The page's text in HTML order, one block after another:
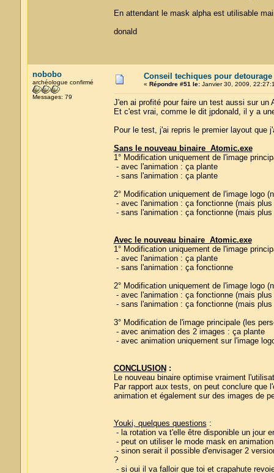
En attendant le mask alpha est utilisable
donald
nobobo
archéologue confirmé
Messages: 79
Conseil techiques pour detourage
« Répondre #51 le:Janvier 30, 2009,
J'en ai profité pour faire un test aussi sur un
Et c'est vrai, comme le dit jpdonald, il y a
Pour le test, j'ai repris le premier layout que
Sans le nouveau binaire Atomic.exe
1° Modification uniquement de l'image
- avec l'animation : ça plante
- sans l'animation : ça plante
2° Modification uniquement de l'image logo
- avec l'animation : ça fonctionne (mais plus
- sans l'animation : ça fonctionne (mais plus
Avec le nouveau binaire Atomic.exe
1° Modification uniquement de l'image
- avec l'animation : ça plante
- sans l'animation : ça fonctionne
2° Modification uniquement de l'image logo
- avec l'animation : ça fonctionne (mais plus
- sans l'animation : ça fonctionne (mais plus
3° Modification de l'image principale (les
- avec animation des 2 images : ça plante
- avec animation uniquement sur l'image
CONCLUSION :
Le nouveau binaire optimise vraiment
Par rapport aux tests, on peut conclure que
animation et également sur des images de
Youki, quelques questions :
- la rotation va t'elle être disponible un jour
- peut on utiliser le mode mask en
- sinon serait il possible d'envisager 2
?
- si oui il va falloir que toi et crapahute